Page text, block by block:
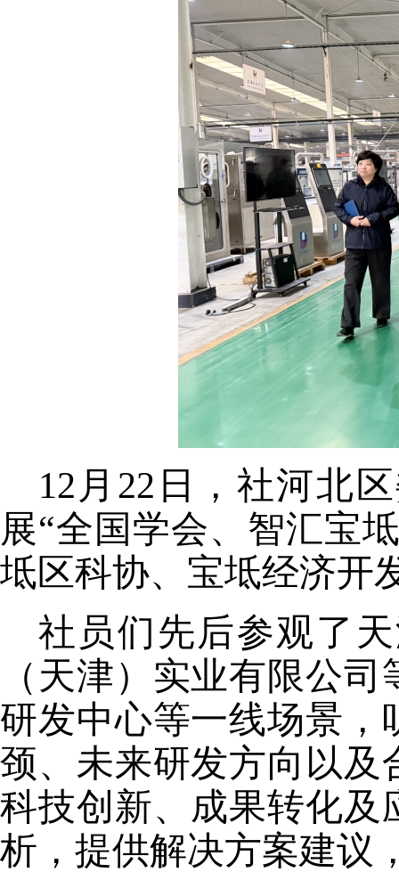
12 月 22 日，社河北
展“全国学会、智汇宝
坻区科协、宝坻经济开
社员们先后参观了
（天津）实业有限公
研发中心等一线场景
颈、未来研发方向以及
科技创新、成果转化及
析，提供解决方案建议